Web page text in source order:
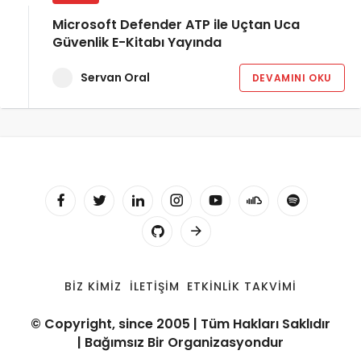
Microsoft Defender ATP ile Uçtan Uca
Güvenlik E-Kitabı Yayında
Servan Oral DEVAMINI OKU
BIZ KIMIZ İLETIŞIM ETKINLIK TAKVIMI
© Copyright, since 2005 | Tüm Hakları Saklıdır
| Bağımsız Bir Organizasyondur